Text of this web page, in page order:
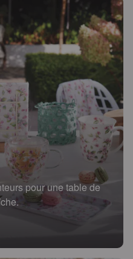
pour une table de